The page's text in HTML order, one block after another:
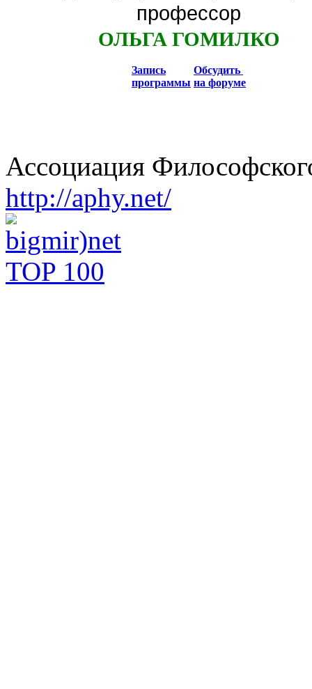
профессор
ОЛЬГА ГОМИЛКО
Запись
программы
Обсудить
на форуме
Ассоциация
http://aphy.net/